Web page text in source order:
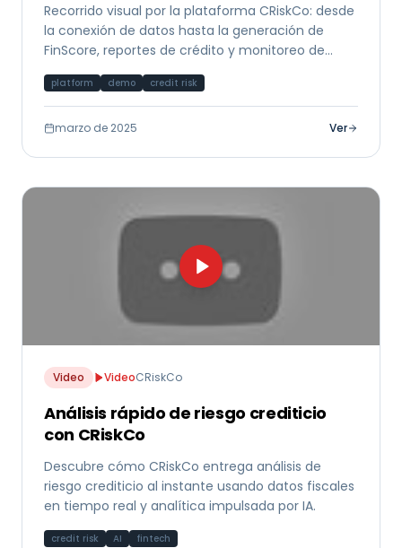
Recorrido visual por la plataforma CRiskCo: desde
la conexión de datos hasta la generación de
FinScore, reportes de crédito y monitoreo de
platform demo credit risk
marzo de 2025 Ver
Video VideoCRiskCo
Análisis rápido de riesgo crediticio
con CRiskCo
Descubre cómo CRiskCo entrega análisis de
riesgo crediticio al instante usando datos fiscales
en tiempo real y analítica impulsada por IA.
credit risk AI fintech